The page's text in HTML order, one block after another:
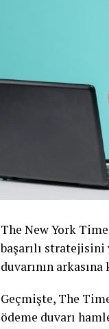
The New York
başarılı
duvarının
Geçmişte, The
ödeme duvarı